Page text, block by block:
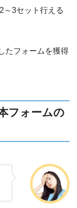
～3セット行える
たフォームを獲得
フォームの